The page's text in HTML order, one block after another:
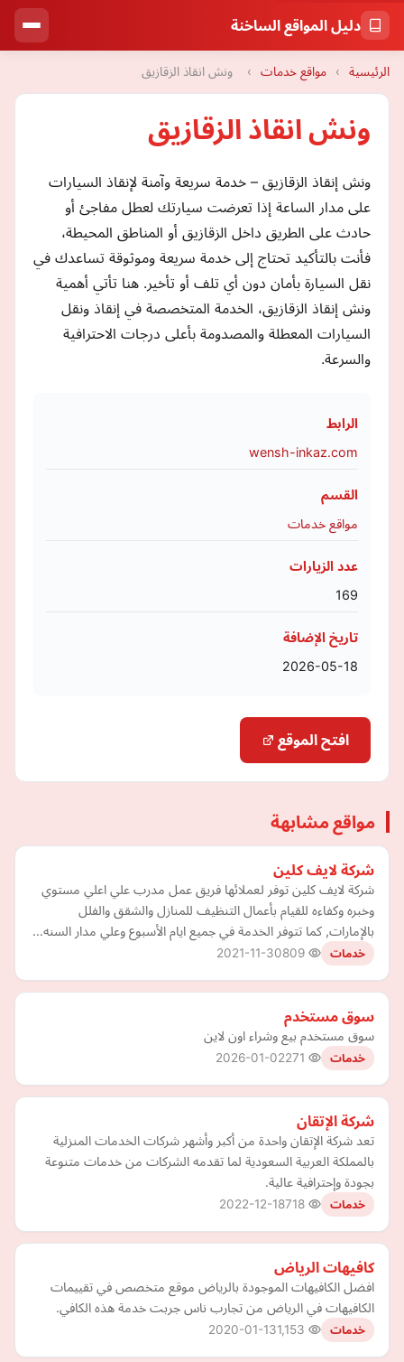
دليل المواقع الساخنة
الرئيسية › مواقع خدمات › ونش انقاذ الزقازيق
ونش انقاذ الزقازيق
ونش إنقاذ الزقازيق – خدمة سريعة وآمنة لإنقاذ السيارات
على مدار الساعة إذا تعرضت سيارتك لعطل مفاجئ أو
حادث على الطريق داخل الزقازيق أو المناطق المحيطة،
فأنت بالتأكيد تحتاج إلى خدمة سريعة وموثوقة تساعدك في
نقل السيارة بأمان دون أي تلف أو تأخير. هنا تأتي أهمية
ونش إنقاذ الزقازيق، الخدمة المتخصصة في إنقاذ ونقل
السيارات المعطلة والمصدومة بأعلى درجات الاحترافية
والسرعة.
الرابط
wensh-inkaz.com
القسم
مواقع خدمات
عدد الزيارات
169
تاريخ الإضافة
2026-05-18
افتح الموقع
مواقع مشابهة
شركة لايف كلين
شركة لايف كلين توفر لعملائها فريق عمل مدرب علي اعلي مستوي
وخبره وكفاءه للقيام بأعمال التنظيف للمنازل والشقق والفلل
بالإمارات, كما تتوفر الخدمة في جميع ايام الأسبوع وعلي مدار السنه…
خدمات 2021-11-30
سوق مستخدم
سوق مستخدم بيع وشراء اون لاين
خدمات 2026-01-02
شركة الإتقان
تعد شركة الإتقان واحدة من أكبر وأشهر شركات الخدمات المنزلية
بالمملكة العربية السعودية لما تقدمه الشركات من خدمات متنوعة
بجودة وإحترافية عالية.
خدمات 2022-12-18
كافيهات الرياض
افضل الكافيهات الموجودة بالرياض موقع متخصص في تقييمات
الكافيهات في الرياض من تجارب ناس جربت خدمة هذه الكافي.
خدمات 2020-01-13